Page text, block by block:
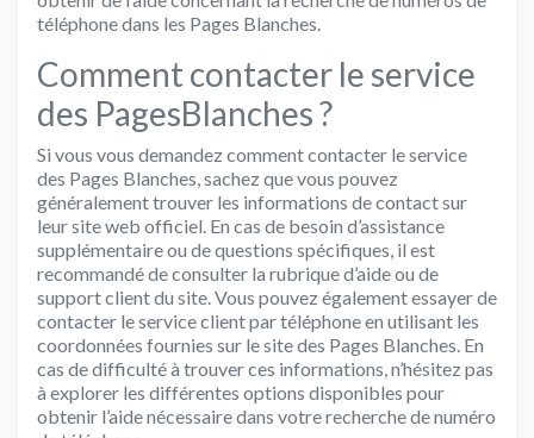
téléphone dans les Pages Blanches.
Comment contacter le service
des PagesBlanches ?
Si vous vous demandez comment contacter le service
des Pages Blanches, sachez que vous pouvez
généralement trouver les informations de contact sur
leur site web officiel. En cas de besoin d’assistance
supplémentaire ou de questions spécifiques, il est
recommandé de consulter la rubrique d’aide ou de
support client du site. Vous pouvez également essayer de
contacter le service client par téléphone en utilisant les
coordonnées fournies sur le site des Pages Blanches. En
cas de difficulté à trouver ces informations, n’hésitez pas
à explorer les différentes options disponibles pour
obtenir l’aide nécessaire dans votre recherche de numéro